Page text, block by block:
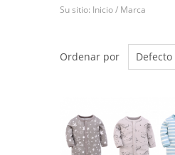
Su sitio: Inicio/ Marca
Ordenar por Defecto